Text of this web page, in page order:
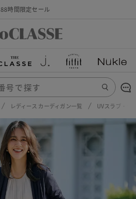
88時間限定セール
レディース カーディガン一覧 UVスラブ・シ